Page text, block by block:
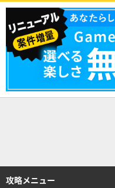
攻略メニュー